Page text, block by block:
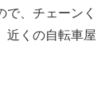
、チェーンく
近くの自転車屋